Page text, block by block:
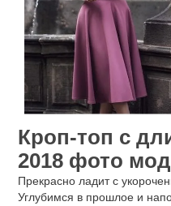
Кроп-топ с
2018 фото
Прекрасно ладит с
Углубимся в прошлое и